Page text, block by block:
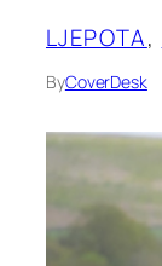
LJEPOTA,
ByCoverDesk